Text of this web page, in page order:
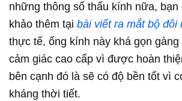
những thông số thấu kính nữa, bạn
khảo thêm tại bài viết ra mắt bộ đôi
thực tế, ống kính này khá gọn
cảm giác cao cấp vì được hoàn
bên cạnh đó là sẽ có độ bền tốt vì
kháng thời tiết.